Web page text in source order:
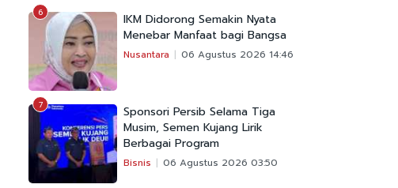
6
IKM Didorong Semakin Nyata
Menebar Manfaat bagi Bangsa
Nusantara 06 Agustus 2026 14:46
7
Sponsori Persib Selama Tiga
Musim, Semen Kujang Lirik
Berbagai Program
Bisnis 06 Agustus 2026 03:50